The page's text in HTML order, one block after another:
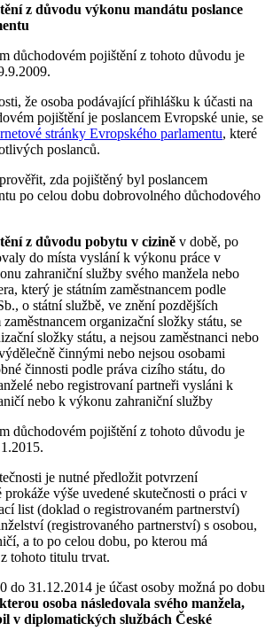
z důvodu výkonu mandátu poslance
důchodovém pojištění z tohoto důvodu je
že osoba podávající přihlášku k účasti na
pojištění je poslancem Evropské unie, se
stránky Evropského parlamentu, které
poslanců.
zda pojištěný byl poslancem
po celou dobu dobrovolného důchodového
z důvodu pobytu v cizině v době, po
do místa vyslání k výkonu práce v
zahraniční služby svého manžela nebo
který je státním zaměstnancem podle
o státní službě, ve znění pozdějších
organizační složky státu, se
složky státu, a nejsou zaměstnanci nebo
činnými nebo nejsou osobami
činnosti podle práva cizího státu, do
nebo registrovaní partneři vysláni k
nebo k výkonu zahraniční služby
důchodovém pojištění z tohoto důvodu je
je nutné předložit potvrzení
prokáže výše uvedené skutečnosti o práci v
list (doklad o registrovaném partnerství)
(registrovaného partnerství) s osobou,
a to po celou dobu, po kterou má
tohoto titulu trvat.
do 31.12.2014 je účast osoby možná po dobu
osoba následovala svého manžela,
v diplomatických službách České